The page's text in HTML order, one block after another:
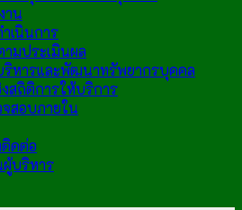
าน
เนินการ
มประเมินผล
ริหารและพัฒนาทรัพยากรบุคคล
สถิติการให้บริการ
สอบภายใน
ดต่อ
บริหาร